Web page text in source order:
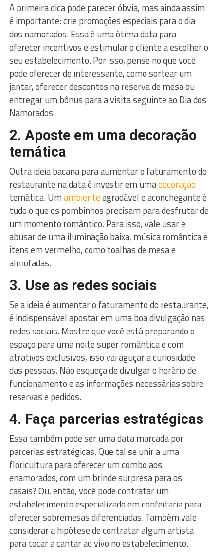
A primeira dica pode parecer óbvia, mas ainda assim
é importante: crie promoções especiais para o dia
dos namorados. Essa é uma ótima data para
oferecer incentivos e estimular o cliente a escolher o
seu estabelecimento. Por isso, pense no que você
pode oferecer de interessante, como sortear um
jantar, oferecer descontos na reserva de mesa ou
entregar um bônus para a visita seguinte ao Dia dos
Namorados.
2. Aposte em uma decoração
temática
Outra ideia bacana para aumentar o faturamento do
restaurante na data é investir em umadecoração
temática. Umambienteagradável e aconchegante é
tudo o que os pombinhos precisam para desfrutar de
um momento romântico. Para isso, vale usar e
abusar de uma iluminação baixa, música romântica e
itens em vermelho, como toalhas de mesa e
almofadas.
3. Use as redes sociais
Se a ideia é aumentar o faturamento do restaurante,
é indispensável apostar em uma boa divulgação nas
redes sociais. Mostre que você está preparando o
espaço para uma noite super romântica e com
atrativos exclusivos, isso vai aguçar a curiosidade
das pessoas. Não esqueça de divulgar o horário de
funcionamento e as informações necessárias sobre
reservas e pedidos.
4. Faça parcerias estratégicas
Essa também pode ser uma data marcada por
parcerias estratégicas. Que tal se unir a uma
floricultura para oferecer um combo aos
enamorados, com um brinde surpresa para os
casais? Ou, então, você pode contratar um
estabelecimento especializado em confeitaria para
oferecer sobremesas diferenciadas. Também vale
considerar a hipótese de contratar algum artista
para tocar a cantar ao vivo no estabelecimento.